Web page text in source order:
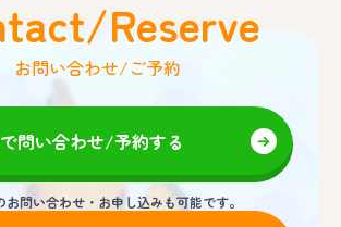
Reserve
お問い合わせ/ご予約
問い合わせ/予約する
お問い合わせ・お申し込みも可能です。